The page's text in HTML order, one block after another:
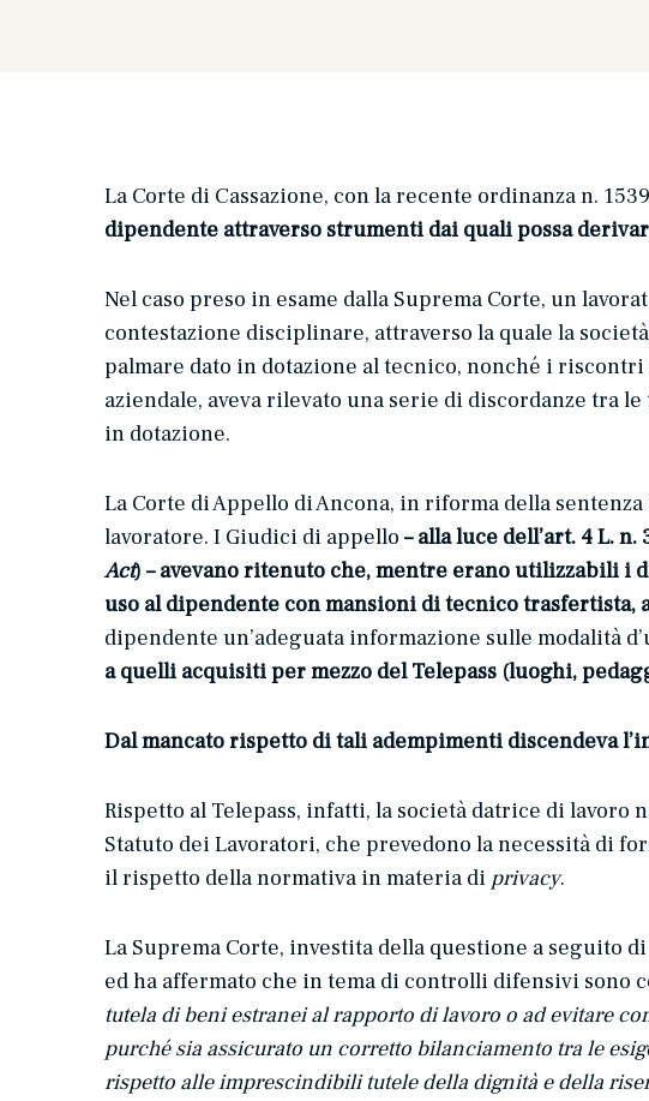
La Corte di Cassazione, con la recente ordinanza n.
dipendente attraverso strumenti dai quali possa
Nel caso preso in esame dalla Suprema Corte, un
contestazione disciplinare, attraverso la quale la
palmare dato in dotazione al tecnico, nonché i
aziendale, aveva rilevato una serie di discordanze tra
in dotazione.
La Corte di Appello di Ancona, in riforma della
lavoratore. I Giudici di appello – alla luce dell’art. 4 L.
Act) – avevano ritenuto che, mentre erano utilizzabili i
uso al dipendente con mansioni di tecnico trasfertista,
dipendente un’adeguata informazione sulle modalità
a quelli acquisiti per mezzo del Telepass (luoghi,
Dal mancato rispetto di tali adempimenti discendeva
Rispetto al Telepass, infatti, la società datrice di lavoro
Statuto dei Lavoratori, che prevedono la necessità di
il rispetto della normativa in materia di privacy.
La Suprema Corte, investita della questione a seguito
ed ha affermato che in tema di controlli difensivi sono
tutela di beni estranei al rapporto di lavoro o ad evitare
purché sia assicurato un corretto bilanciamento tra le
rispetto alle imprescindibili tutele della dignità e della